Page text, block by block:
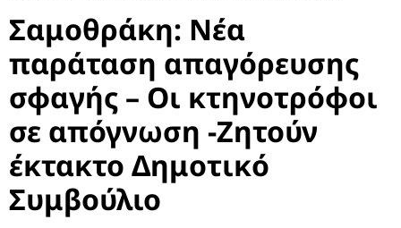
Σαμοθράκη: Νέα
παράταση απαγόρευσης
σφαγής – Οι κτηνοτρόφοι
σε απόγνωση -Ζητούν
έκτακτο Δημοτικό
Συμβούλιο